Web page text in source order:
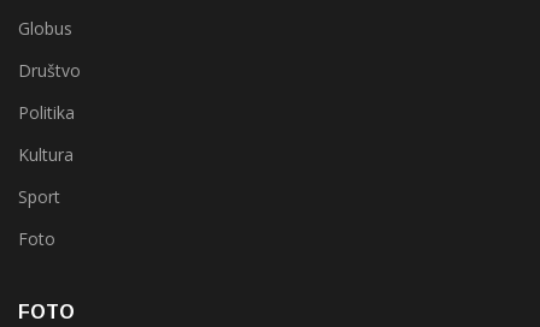
Globus
Društvo
Politika
Kultura
Sport
Foto
FOTO